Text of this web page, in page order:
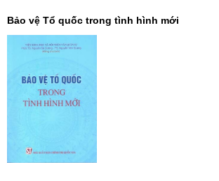
Bảo vệ Tổ quốc trong tình hình mới